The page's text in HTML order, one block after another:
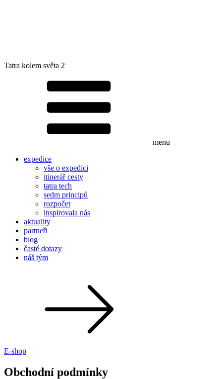
Tatra kolem světa 2
menu
expedice
vše o expedici
itinerář cesty
tatra tech
sedm principů
rozpočet
inspirovala nás
aktuality
partneři
blog
časté dotazy
náš tým
E-shop
Obchodní podmínky